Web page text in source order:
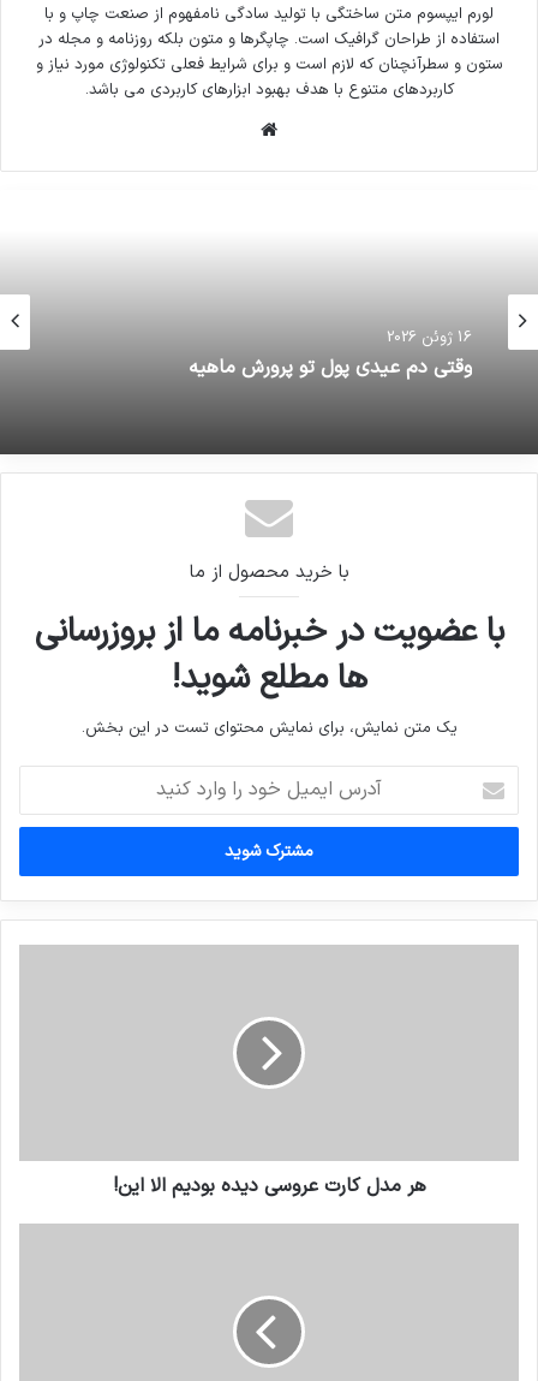
لورم ایپسوم متن ساختگی با تولید سادگی نامفهوم از صنعت چاپ و با
استفاده از طراحان گرافیک است. چاپگرها و متون بلکه روزنامه و مجله در
ستون و سطرآنچنان که لازم است و برای شرایط فعلی تکنولوژی مورد نیاز و
کاربردهای متنوع با هدف بهبود ابزارهای کاربردی می باشد.
16 ژوئن 2026
سرمای منفی 56 درجه روزهای اخیر در قزاقستان
16 ژوئن 2026
با خرید محصول از ما
با عضویت در خبرنامه ما از بروزرسانی
ها مطلع شوید!
یک متن نمایش، برای نمایش محتوای تست در این بخش.
ایمیل
خود
وارد
کنید
هر مدل کارت عروسی دیده بودیم الا این!